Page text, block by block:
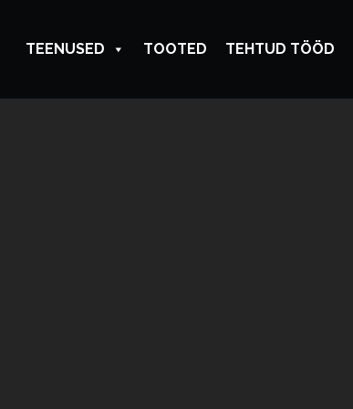
TEENUSED TOOTED TEHTUD TÖÖD